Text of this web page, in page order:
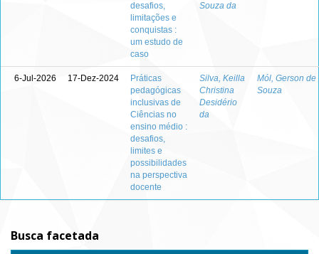
desafios,
limitações e
conquistas :
um estudo de
caso
Souza da
6-Jul-2026 17-Dez-2024
Práticas
pedagógicas
inclusivas de
Ciências no
ensino médio :
desafios,
limites e
possibilidades
na perspectiva
docente
Silva, Keilla
Christina
Desidério
da
Mól, Gerson de
Souza
Busca facetada